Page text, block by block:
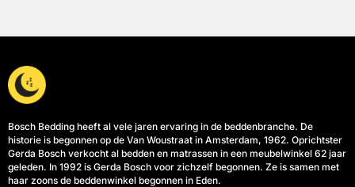
Bosch Bedding heeft al vele jaren ervaring in de beddenbranche. De
historie is begonnen op de Van Woustraat in Amsterdam, 1962. Oprichtster
Gerda Bosch verkocht al bedden en matrassen in een meubelwinkel 62 jaar
geleden. In 1992 is Gerda Bosch voor zichzelf begonnen. Ze is samen met
haar zoons de beddenwinkel begonnen in Eden.